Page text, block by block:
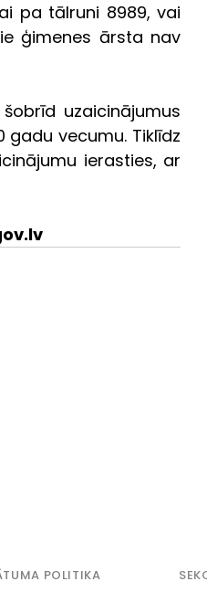
pa tālruni 8989, vai
ģimenes ārsta nav
uzaicinājumus
vecumu. Tiklīdz
ierasties, ar
POLITIKA